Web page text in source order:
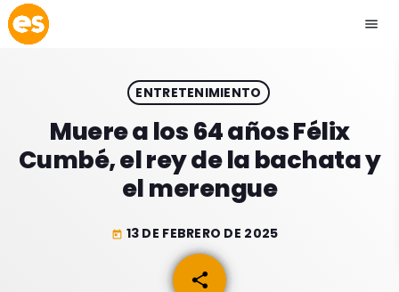
menu
EMISIÓN LA PAZ
play_arrow EMISIÓN COCHABAMBA
ENTRETENIMIENTO
Muere a los 64 años Félix
Cumbé, el rey de la bachata y
el merengue
today 13 DE FEBRERO DE 2025
share
email